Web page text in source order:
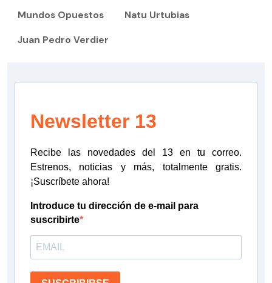
Mundos Opuestos Natu Urtubias
Juan Pedro Verdier
Newsletter 13
Recibe las novedades del 13 en tu correo.
Estrenos, noticias y más, totalmente gratis.
¡Suscríbete ahora!
Introduce tu dirección de e-mail para
suscribirte